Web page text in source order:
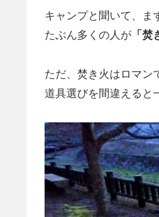
キャンプと聞いて、ま
たぶん多くの人が 「焚
ただ、焚き火はロマン
道具選びを間違えると